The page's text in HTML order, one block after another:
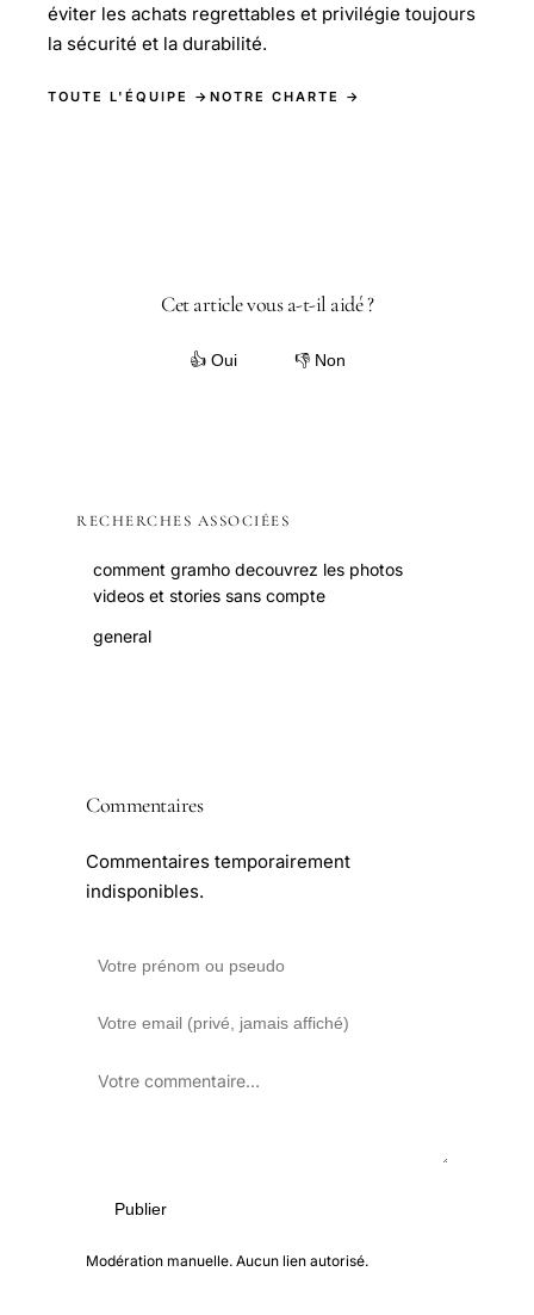
éviter les achats regrettables et privilégie toujours
la sécurité et la durabilité.
TOUTE L'ÉQUIPE → NOTRE CHARTE →
Cet article vous a-t-il aidé ?
👍 Oui 👎 Non
RECHERCHES ASSOCIÉES
comment gramho decouvrez les photos
videos et stories sans compte
general
Commentaires
Commentaires temporairement
indisponibles.
Publier
Modération manuelle. Aucun lien autorisé.